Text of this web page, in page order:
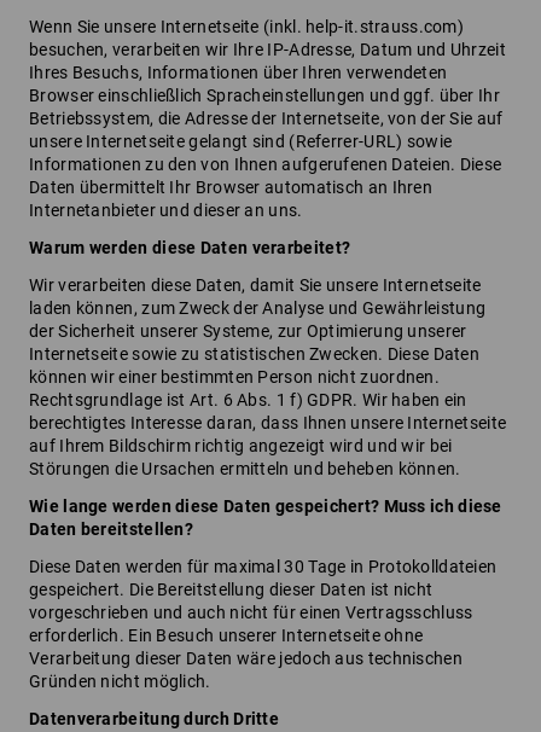
Wenn Sie unsere Internetseite (inkl. help-it.strauss.com)
besuchen, verarbeiten wir Ihre IP-Adresse, Datum und Uhrzeit
Ihres Besuchs, Informationen über Ihren verwendeten
Browser einschließlich Spracheinstellungen und ggf. über Ihr
Betriebssystem, die Adresse der Internetseite, von der Sie auf
unsere Internetseite gelangt sind (Referrer-URL) sowie
Informationen zu den von Ihnen aufgerufenen Dateien. Diese
Daten übermittelt Ihr Browser automatisch an Ihren
Internetanbieter und dieser an uns.
Warum werden diese Daten verarbeitet?
Wir verarbeiten diese Daten, damit Sie unsere Internetseite
laden können, zum Zweck der Analyse und Gewährleistung
der Sicherheit unserer Systeme, zur Optimierung unserer
Internetseite sowie zu statistischen Zwecken. Diese Daten
können wir einer bestimmten Person nicht zuordnen.
Rechtsgrundlage ist Art. 6 Abs. 1 f) GDPR. Wir haben ein
berechtigtes Interesse daran, dass Ihnen unsere Internetseite
auf Ihrem Bildschirm richtig angezeigt wird und wir bei
Störungen die Ursachen ermitteln und beheben können.
Wie lange werden diese Daten gespeichert? Muss ich diese
Daten bereitstellen?
Diese Daten werden für maximal 30 Tage in Protokolldateien
gespeichert. Die Bereitstellung dieser Daten ist nicht
vorgeschrieben und auch nicht für einen Vertragsschluss
erforderlich. Ein Besuch unserer Internetseite ohne
Verarbeitung dieser Daten wäre jedoch aus technischen
Gründen nicht möglich.
Datenverarbeitung durch Dritte